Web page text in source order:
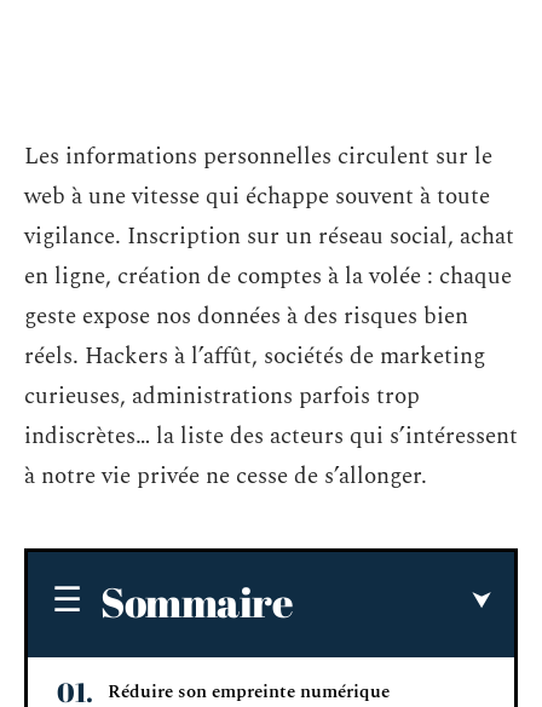
Les informations personnelles circulent sur le
web à une vitesse qui échappe souvent à toute
vigilance. Inscription sur un réseau social, achat
en ligne, création de comptes à la volée : chaque
geste expose nos données à des risques bien
réels. Hackers à l’affût, sociétés de marketing
curieuses, administrations parfois trop
indiscrètes… la liste des acteurs qui s’intéressent
à notre vie privée ne cesse de s’allonger.
Sommaire
Réduire son empreinte numérique